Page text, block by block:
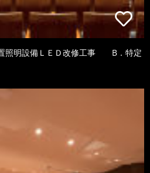
照明設備ＬＥＤ改修工事 B．特定